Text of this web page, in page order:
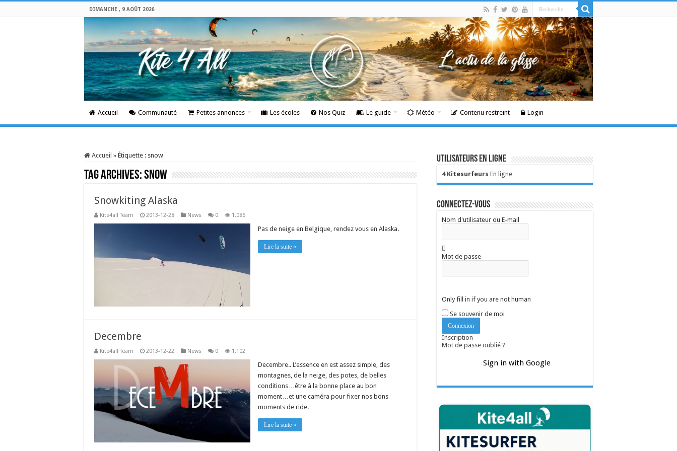
DIMANCHE , 9 AOÛT 2026
Accueil Communauté Petites annonces Les écoles Nos Quiz Le guide Météo Contenu restreint Login
Accueil » Étiquette : snow
Tag Archives:snow
Snowkiting Alaska
Kite4all Team 2013-12-28 News 0 1,086
Pas de neige en Belgique, rendez vous en Alaska.
Lire la suite »
Decembre
Kite4all Team 2013-12-22 News 0 1,102
Decembre.. L’essence en est assez simple, des
montagnes, de la neige, des potes, de belles
conditions…être à la bonne place au bon
moment…et une caméra pour fixer nos bons
moments de ride.
Lire la suite »
Utilisateurs en ligne
4 Kitesurfeurs En ligne
Connectez-vous
Nom d'utilisateur ou E-mail
Mot de passe
Only fill in if you are not human
Se souvenir de moi
Inscription
Mot de passe oublié ?
Sign in with Google